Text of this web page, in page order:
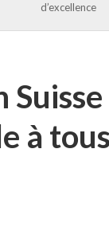
d’excellence
à